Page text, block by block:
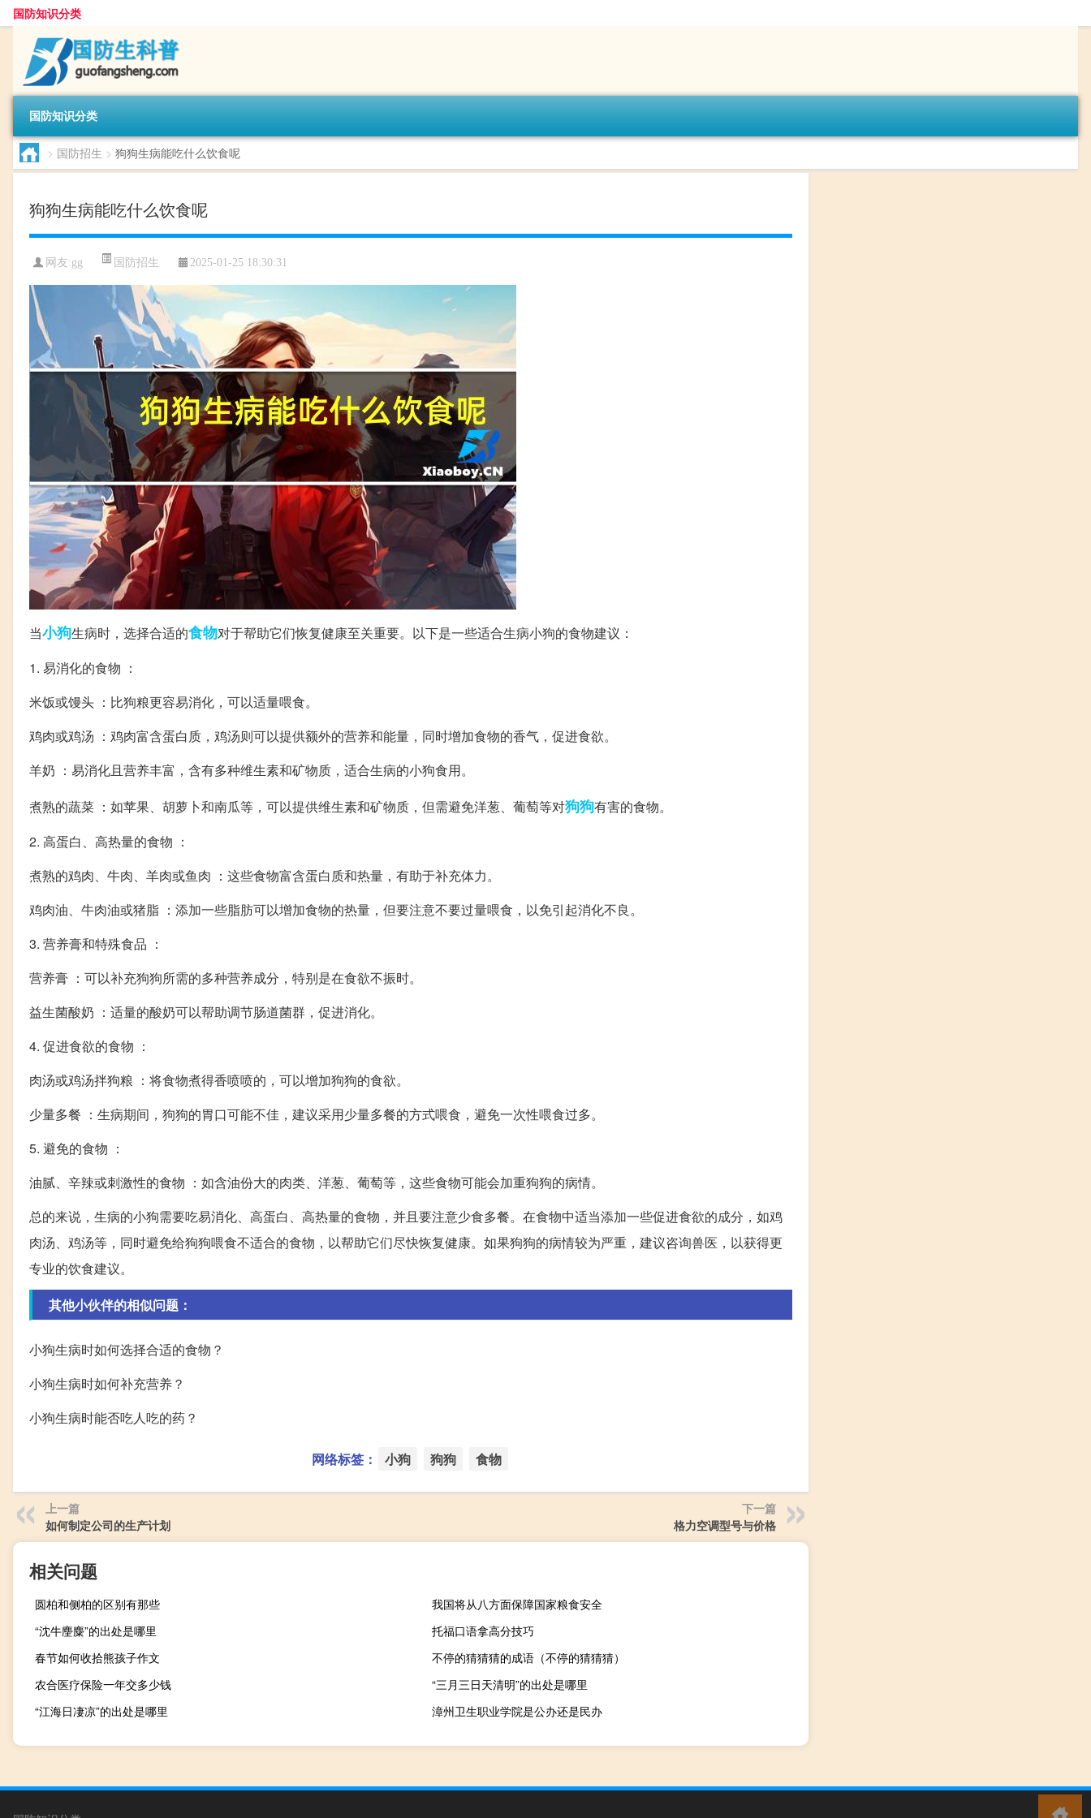
国防知识分类
国防知识分类
> 国防招生 > 狗狗生病能吃什么饮食呢
狗狗生病能吃什么饮食呢
网友:gg 国防招生 2025-01-25 18:30:31
当小狗生病时，选择合适的食物对于帮助它们恢复健康至关重要。以下是一些适合生病小狗的食物建议：
1. 易消化的食物 ：
米饭或馒头 ：比狗粮更容易消化，可以适量喂食。
鸡肉或鸡汤 ：鸡肉富含蛋白质，鸡汤则可以提供额外的营养和能量，同时增加食物的香气，促进食欲。
羊奶 ：易消化且营养丰富，含有多种维生素和矿物质，适合生病的小狗食用。
煮熟的蔬菜 ：如苹果、胡萝卜和南瓜等，可以提供维生素和矿物质，但需避免洋葱、葡萄等对狗狗有害的食物。
2. 高蛋白、高热量的食物 ：
煮熟的鸡肉、牛肉、羊肉或鱼肉 ：这些食物富含蛋白质和热量，有助于补充体力。
鸡肉油、牛肉油或猪脂 ：添加一些脂肪可以增加食物的热量，但要注意不要过量喂食，以免引起消化不良。
3. 营养膏和特殊食品 ：
营养膏 ：可以补充狗狗所需的多种营养成分，特别是在食欲不振时。
益生菌酸奶 ：适量的酸奶可以帮助调节肠道菌群，促进消化。
4. 促进食欲的食物 ：
肉汤或鸡汤拌狗粮 ：将食物煮得香喷喷的，可以增加狗狗的食欲。
少量多餐 ：生病期间，狗狗的胃口可能不佳，建议采用少量多餐的方式喂食，避免一次性喂食过多。
5. 避免的食物 ：
油腻、辛辣或刺激性的食物 ：如含油份大的肉类、洋葱、葡萄等，这些食物可能会加重狗狗的病情。
总的来说，生病的小狗需要吃易消化、高蛋白、高热量的食物，并且要注意少食多餐。在食物中适当添加一些促进食欲的成分，如鸡
肉汤、鸡汤等，同时避免给狗狗喂食不适合的食物，以帮助它们尽快恢复健康。如果狗狗的病情较为严重，建议咨询兽医，以获得更
专业的饮食建议。
其他小伙伴的相似问题：
小狗生病时如何选择合适的食物？
小狗生病时如何补充营养？
小狗生病时能否吃人吃的药？
网络标签： 小狗 狗狗 食物
上一篇
如何制定公司的生产计划
下一篇
格力空调型号与价格
相关问题
圆柏和侧柏的区别有那些
我国将从八方面保障国家粮食安全
“沈牛麈麋”的出处是哪里
托福口语拿高分技巧
春节如何收拾熊孩子作文
不停的猜猜猜的成语（不停的猜猜猜）
农合医疗保险一年交多少钱
“三月三日天清明”的出处是哪里
“江海日凄凉”的出处是哪里
漳州卫生职业学院是公办还是民办